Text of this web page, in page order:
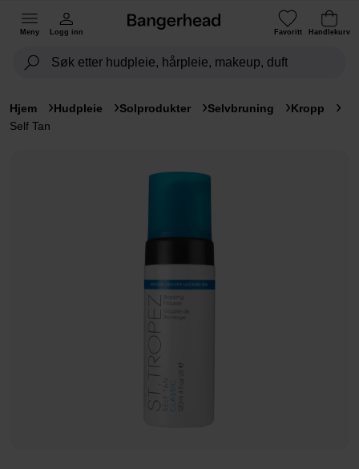
Meny Logg inn Favoritt Handlekurv
Hjem Hudpleie Solprodukter Selvbruning
Kropp
Self Tan